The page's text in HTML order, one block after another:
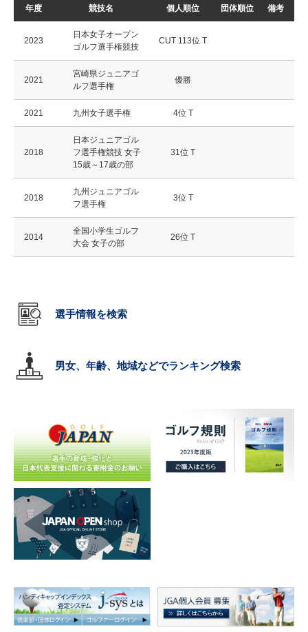
年度 競技名 個人順位 団体順位 備考
2023
日本女子オープン
ゴルフ選手権競技
CUT 113位 T
2021
宮崎県ジュニアゴ
ルフ選手権
優勝
2021 九州女子選手権 4位 T
2018
日本ジュニアゴル
フ選手権競技 女子
15歳～17歳の部
31位 T
2018
九州ジュニアゴル
フ選手権
3位 T
2014
全国小学生ゴルフ
大会 女子の部
26位 T
選手情報を検索
男女、年齢、地域などでランキング検索